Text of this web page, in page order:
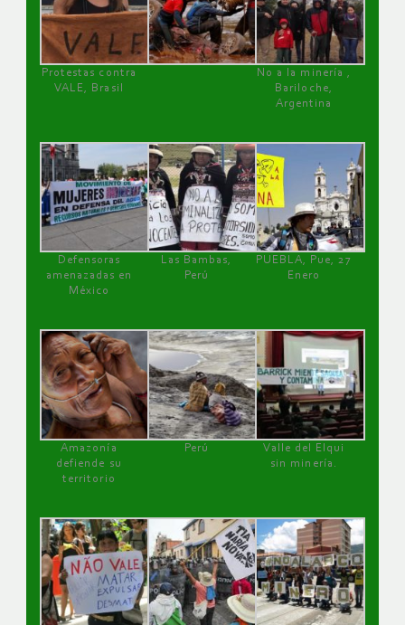
Protestas contra
VALE, Brasil
No a la minería ,
Bariloche,
Argentina
Defensoras
amenazadas en
México
Las Bambas,
Perú
PUEBLA, Pue, 27
Enero
Amazonía
defiende su
territorio
Perú
Valle del Elqui
sin minería.